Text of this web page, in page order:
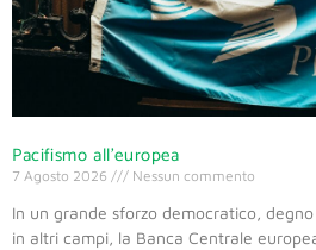
Pacifismo all’europea
7 Agosto 2026 Nessun commento
In un grande sforzo democratico,
in altri campi, la Banca Centrale